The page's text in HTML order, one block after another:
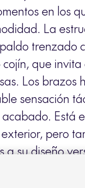
en los
La
trenzado
que
Los brazos
sensación
Está
pero
a su diseño
con